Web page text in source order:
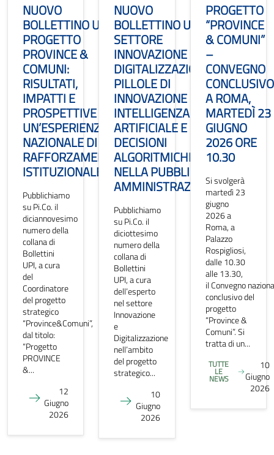
NUOVO
BOLLETTINO UPI
PROGETTO
PROVINCE &
COMUNI:
RISULTATI,
IMPATTI E
PROSPETTIVE DI
UN’ESPERIENZA
NAZIONALE DI
RAFFORZAMENTO
ISTITUZIONALE
Pubblichiamo
su Pi.Co. il
diciannovesimo
numero della
collana di
Bollettini
UPI, a cura
del
Coordinatore
del progetto
strategico
“Province&Comuni”,
dal titolo:
“Progetto
PROVINCE
&...
12
Giugno
2026
NUOVO
BOLLETTINO UPI
SETTORE
INNOVAZIONE E
DIGITALIZZAZIONE:
PILLOLE DI
INNOVAZIONE
INTELLIGENZA
ARTIFICIALE E
DECISIONI
ALGORITMICHE
NELLA PUBBLICA
AMMINISTRAZIONE
Pubblichiamo
su Pi.Co. il
diciottesimo
numero della
collana di
Bollettini
UPI, a cura
dell’esperto
nel settore
Innovazione
e
Digitalizzazione
nell’ambito
del progetto
strategico...
10
Giugno
2026
PROGETTO
“PROVINCE
& COMUNI”
–
CONVEGNO
CONCLUSIVO
A ROMA,
MARTEDÌ 23
GIUGNO
2026 ORE
10.30
Si svolgerà
martedì 23
giugno
2026 a
Roma, a
Palazzo
Rospigliosi,
dalle 10.30
alle 13.30,
il Convegno
conclusivo del
progetto
“Province &
Comuni”. Si
tratta di un...
TUTTE
LE
NEWS
10
Giugno
2026